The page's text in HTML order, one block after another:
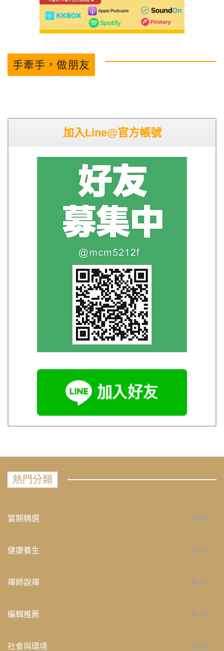
手牽手，做朋友
加入Line@官方帳號
熱門分類
當期精選 658
健康養生 276
禪師說禪 267
編輯推薦 236
社會與環境 235